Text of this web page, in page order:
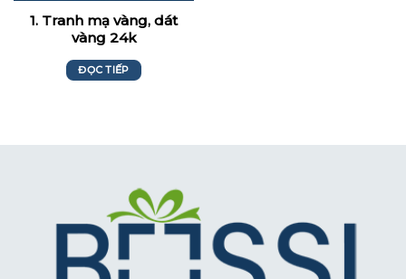
1. Tranh mạ vàng, dát
vàng 24k
ĐỌC TIẾP